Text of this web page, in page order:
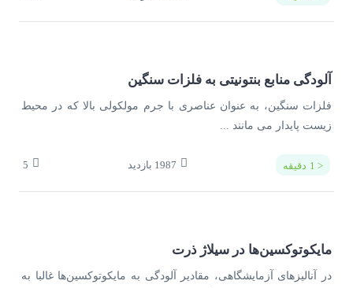
آلودگی منابع بنتونیتی به فلزات سنگین
فلزات سنگین، به عنوان عناصری با جرم مولکولی بالا كه در محيط
زيست پايدار می مانند ...
< 1 دقیقه 1987 بازدید 5
مایکوتوکسین­‌ها در سیلاژ ذرت
در آنالیزهای آزمایشگاهی، مقادیر آلودگی به مایکوتوکسین­‌ها غالبا به